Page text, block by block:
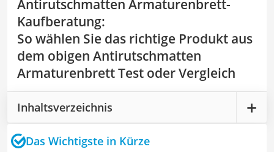
Antirutschmatten Armaturenbrett-
Kaufberatung:
So wählen Sie das richtige Produkt aus
dem obigen Antirutschmatten
Armaturenbrett Test oder Vergleich
Inhaltsverzeichnis
Das Wichtigste in Kürze